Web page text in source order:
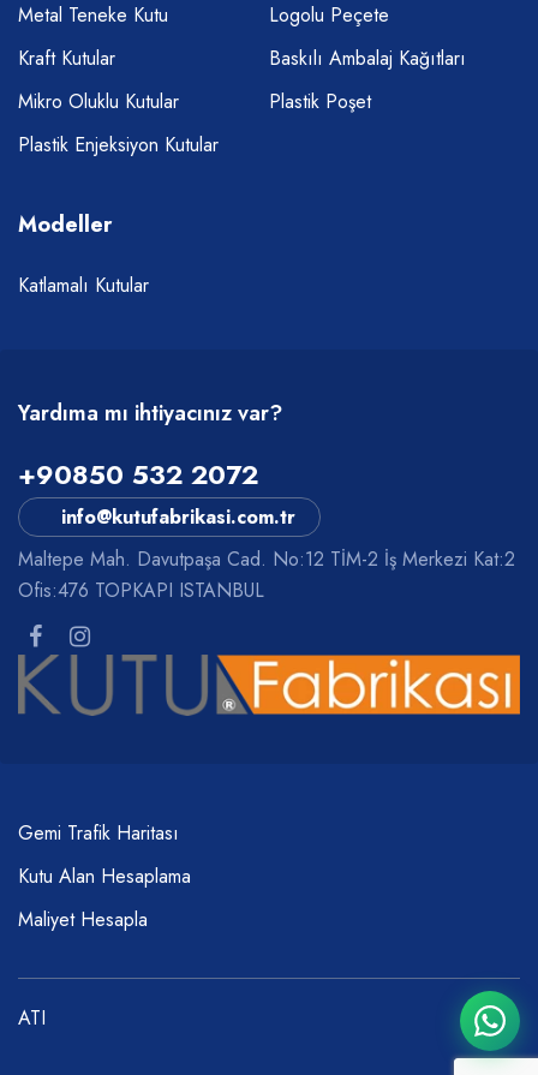
Metal Teneke Kutu
Kraft Kutular
Mikro Oluklu Kutular
Plastik Enjeksiyon Kutular
Logolu Peçete
Baskılı Ambalaj Kağıtları
Plastik Poşet
Modeller
Katlamalı Kutular
Yardıma mı ihtiyacınız var?
+90850 532 2072
info@kutufabrikasi.com.tr
Maltepe Mah. Davutpaşa Cad. No:12 TİM-2 İş Merkezi Kat:2
Ofis:476 TOPKAPI ISTANBUL
Gemi Trafik Haritası
Kutu Alan Hesaplama
Maliyet Hesapla
ATI